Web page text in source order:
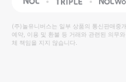
NOL Triple
(주)놀유니버스는 일부 상품의 통신판매중
예약, 이용 및 환불 등 거래와 관련된 의무
체 책임을 지지 않습니다.